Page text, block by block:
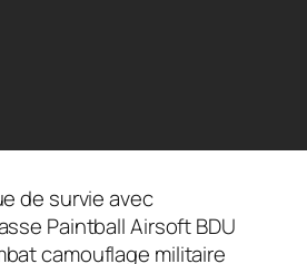
de survie avec
Paintball Airsoft BDU
camouflage militaire